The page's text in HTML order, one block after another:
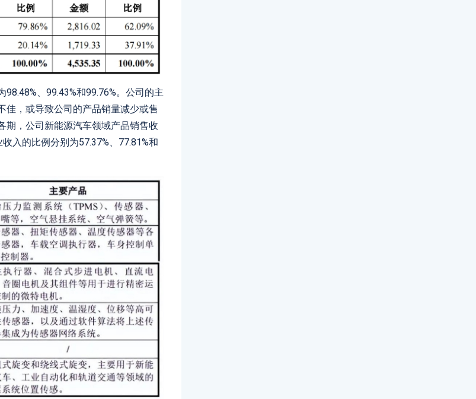
、99.43%和99.76%。公司的主
佳，或导致公司的产品销量减少或售
期，公司新能源汽车领域产品销售收
入的比例分别为57.37%、77.81%和